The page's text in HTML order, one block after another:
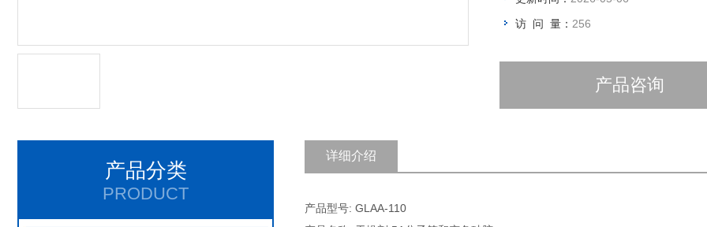
访 问 量： 256
产品咨询
产品分类
PRODUCT
详细介绍
产品型号: GLAA-110